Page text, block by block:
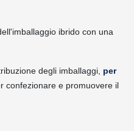
ibrido con una
degli imballaggi, per
confezionare e promuovere il